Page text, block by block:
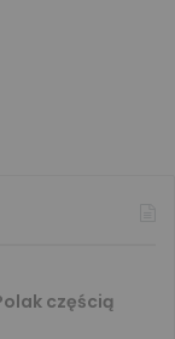
częścią